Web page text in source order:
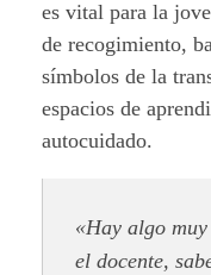
es vital para la
de recogimiento,
símbolos de la
espacios de
autocuidado.
«Hay algo
el docente,